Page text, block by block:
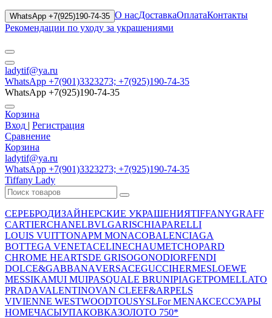
WhatsApp +7(925)190-74-35 О насДоставкаОплатаКонтакты
Рекомендации по уходу за украшениями
ladytif@ya.ru
WhatsApp +7(901)3323273; +7(925)190-74-35
WhatsApp +7(925)190-74-35
Корзина
Вход | Регистрация
Сравнение
Корзина
ladytif@ya.ru
WhatsApp +7(901)3323273; +7(925)190-74-35
Tiffany Lady
СЕРЕБРОДИЗАЙНЕРСКИЕ УКРАШЕНИЯTIFFANYGRAFF
CARTIERCHANELBVLGARISCHIAPARELLI
LOUIS VUITTONAPM MONACOBALENCIAGA
BOTTEGA VENETACELINECHAUMETCHOPARD
CHROME HEARTSDE GRISOGONODIORFENDI
DOLCE&GABBANAVERSACEGUCCIHERMESLOEWE
MESSIKAMUI MUIPASQUALE BRUNIPIAGETPOMELLATO
PRADAVALENTINOVAN CLEEF&ARPELS
VIVIENNE WESTWOODTOUSYSLFor MENАКСЕССУАРЫ
HOMEЧАСЫУПАКОВКАЗОЛОТО 750*